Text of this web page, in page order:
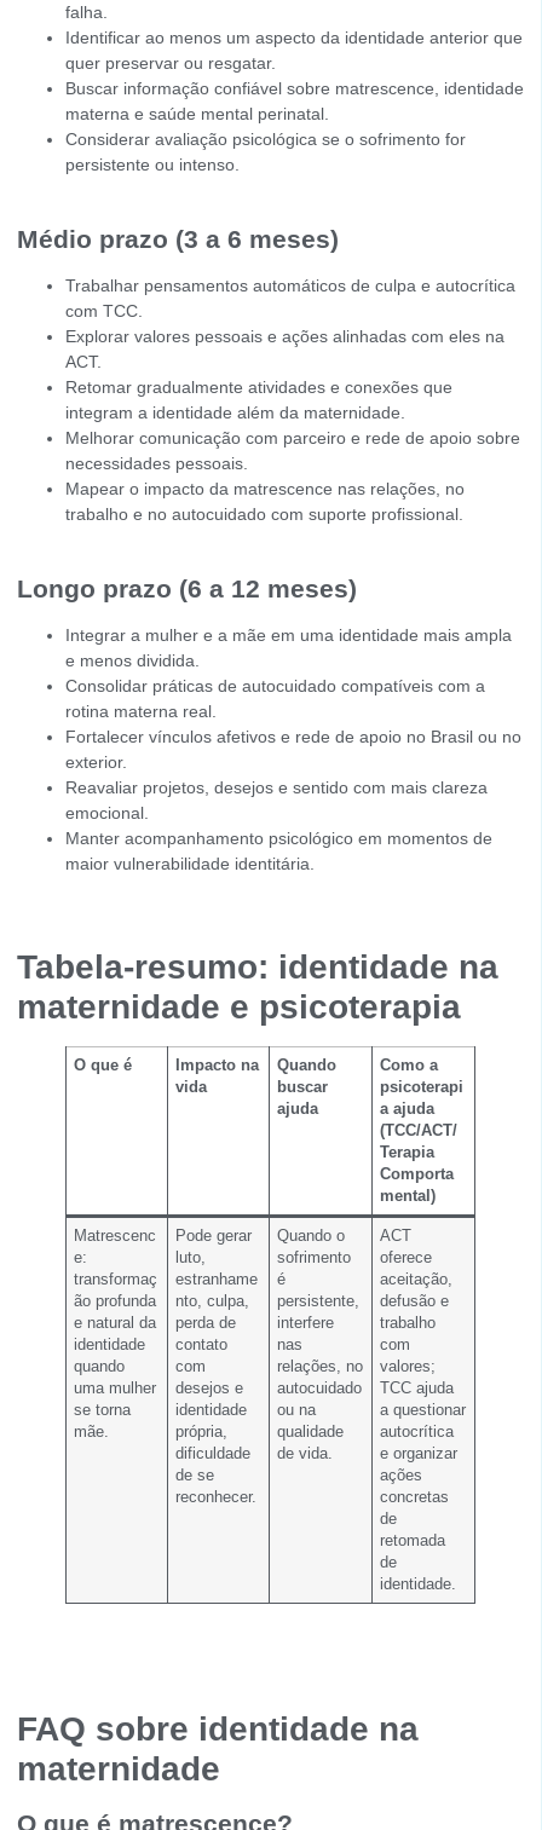
falha.
Identificar ao menos um aspecto da identidade anterior que
quer preservar ou resgatar.
Buscar informação confiável sobre matrescence, identidade
materna e saúde mental perinatal.
Considerar avaliação psicológica se o sofrimento for
persistente ou intenso.
Médio prazo (3 a 6 meses)
Trabalhar pensamentos automáticos de culpa e autocrítica
com TCC.
Explorar valores pessoais e ações alinhadas com eles na
ACT.
Retomar gradualmente atividades e conexões que
integram a identidade além da maternidade.
Melhorar comunicação com parceiro e rede de apoio sobre
necessidades pessoais.
Mapear o impacto da matrescence nas relações, no
trabalho e no autocuidado com suporte profissional.
Longo prazo (6 a 12 meses)
Integrar a mulher e a mãe em uma identidade mais ampla
e menos dividida.
Consolidar práticas de autocuidado compatíveis com a
rotina materna real.
Fortalecer vínculos afetivos e rede de apoio no Brasil ou no
exterior.
Reavaliar projetos, desejos e sentido com mais clareza
emocional.
Manter acompanhamento psicológico em momentos de
maior vulnerabilidade identitária.
Tabela-resumo: identidade na
maternidade e psicoterapia
O que é
Impacto na
vida
Quando
buscar
ajuda
Como a
psicoterapi
a ajuda
(TCC/ACT/
Terapia
Comporta
mental)
Matrescenc
e:
transformaç
ão profunda
e natural da
identidade
quando
uma mulher
se torna
mãe.
Pode gerar
luto,
estranhame
nto, culpa,
perda de
contato
com
desejos e
identidade
própria,
dificuldade
de se
reconhecer.
Quando o
sofrimento
é
persistente,
interfere
nas
relações, no
autocuidado
ou na
qualidade
de vida.
ACT
oferece
aceitação,
defusão e
trabalho
com
valores;
TCC ajuda
a questionar
autocrítica
e organizar
ações
concretas
de
retomada
de
identidade.
FAQ sobre identidade na
maternidade
O que é matrescence?